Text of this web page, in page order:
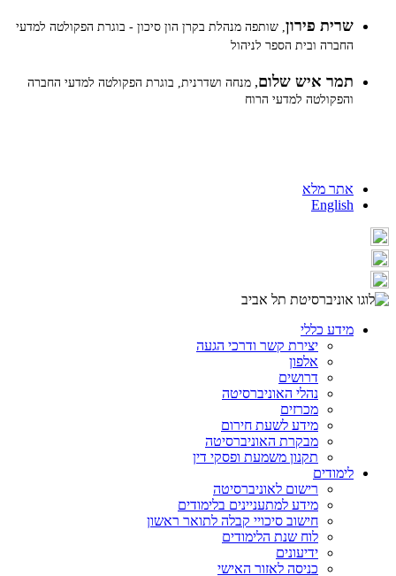
שרית פירון , שותפה מנהלת בקרן הון סיכון - בוגרת הפקולטה למדעי
החברה ובית הספר לניהול
תמר איש שלום, מנחה ושדרנית, בוגרת הפקולטה למדעי החברה
והפקולטה למדעי הרוח
אתר מלא
English
מידע כללי
יצירת קשר ודרכי הגעה
אלפון
דרושים
נהלי האוניברסיטה
מכרזים
מידע לשעת חירום
מבקרת האוניברסיטה
תקנון משמעת ופסקי דין
לימודים
רישום לאוניברסיטה
מידע למתעניינים בלימודים
חישוב סיכויי קבלה לתואר ראשון
לוח שנת הלימודים
ידיעונים
כניסה לאזור האישי